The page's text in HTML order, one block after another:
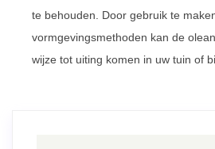
te behouden. Door gebruik te
vormgevingsmethoden kan de
wijze tot uiting komen in uw tuin of